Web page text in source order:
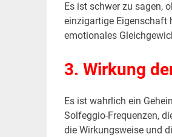
Es ist schwer zu sagen,
einzigartige Eigenschaft
emotionales
3. Wirkung
Es ist wahrlich ein
Solfeggio-Frequenzen,
die Wirkungsweise und